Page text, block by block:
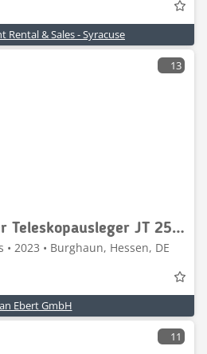
Rental & Sales - Syracuse
13
Magni hydraulischer Teleskopausleger JT 2500 I / DEMO
2023 • Burghaun, Hessen, DE
Ebert GmbH
11